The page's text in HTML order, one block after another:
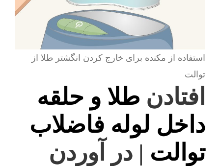
استفاده از مکنده برای خارج کردن انگشتر طلا از
توالت
افتادن طلا و حلقه
داخل لوله فاضلاب
توالت | در آوردن